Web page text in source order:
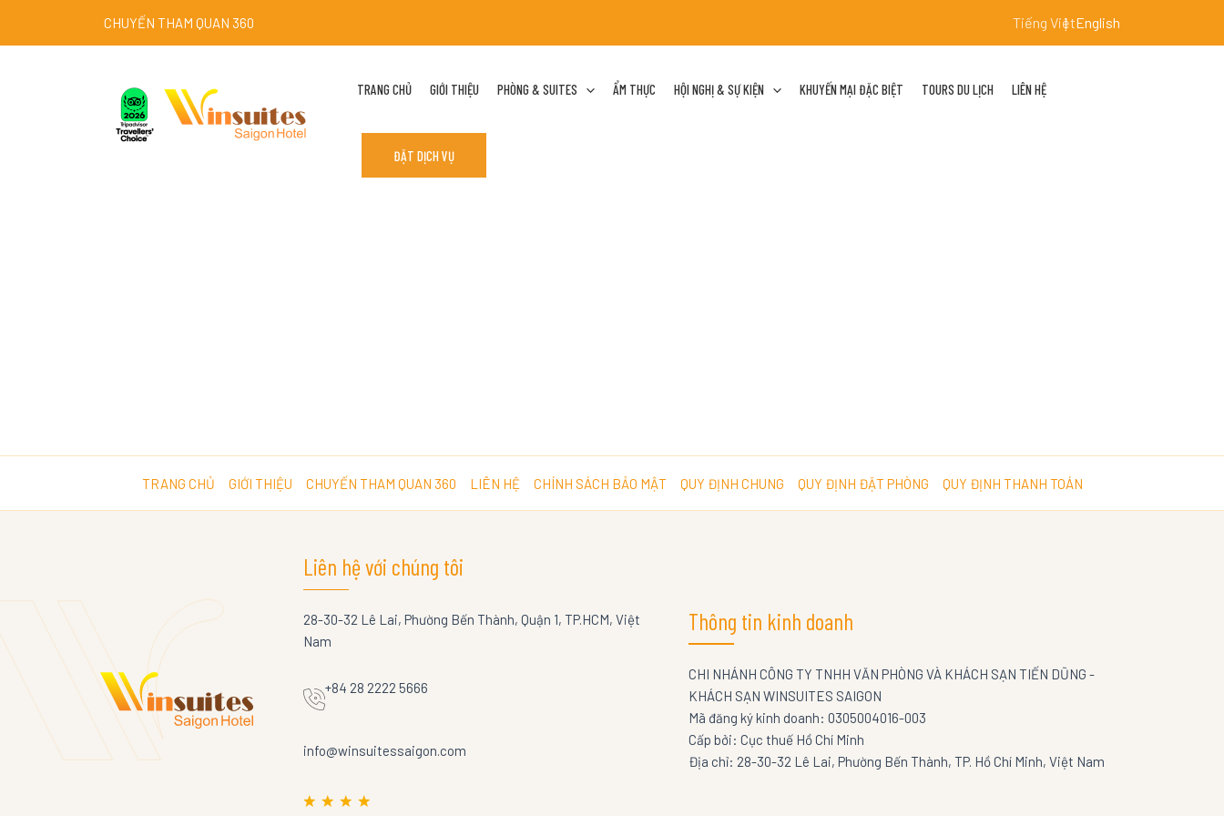
CHUYẾN THAM QUAN 360 Tiếng ViệtEnglish
TRANG CHỦ GIỚI THIỆU PHÒNG & SUITES ẨM THỰC HỘI NGHỊ & SỰ KIỆN KHUYẾN MẠI ĐẶC BIỆT TOURS DU LỊCH LIÊN HỆ
ĐẶT DỊCH VỤ
TRANG CHỦ GIỚI THIỆU CHUYẾN THAM QUAN 360 LIÊN HỆ CHÍNH SÁCH BẢO MẬT QUY ĐỊNH CHUNG QUY ĐỊNH ĐẶT PHÒNG QUY ĐỊNH THANH TOÁN
Liên hệ với chúng tôi
28-30-32 Lê Lai, Phường Bến Thành, Quận 1, TP.HCM, Việt
Nam
+84 28 2222 5666
info@winsuitessaigon.com
Thông tin kinh doanh
CHI NHÁNH CÔNG TY TNHH VĂN PHÒNG VÀ KHÁCH SẠN TIẾN DŨNG -
KHÁCH SẠN WINSUITES SAIGON
Mã đăng ký kinh doanh: 0305004016-003
Cấp bởi: Cục thuế Hồ Chí Minh
Địa chỉ: 28-30-32 Lê Lai, Phường Bến Thành, TP. Hồ Chí Minh, Việt Nam